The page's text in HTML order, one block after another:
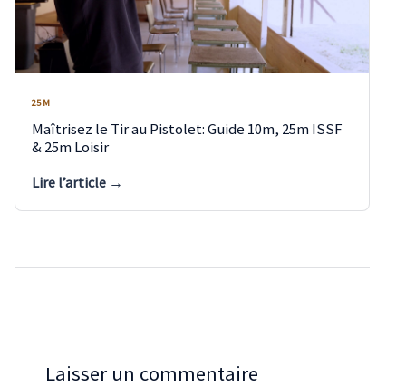
25 M
Maîtrisez le Tir au Pistolet: Guide 10m, 25m ISSF
& 25m Loisir
Lire l’article →
Laisser un commentaire